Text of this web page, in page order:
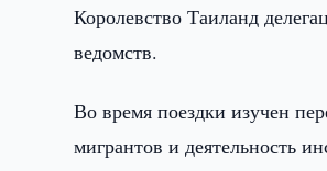
Королевство Таиланд
ведомств.
Во время поездки изучен
мигрантов и деятельность